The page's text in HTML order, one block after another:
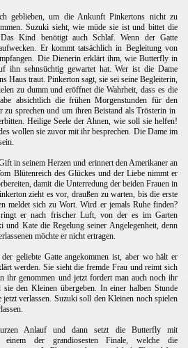
geblieben, um die Ankunft Pinkertons nicht zu
Suzuki sieht, wie müde sie ist und bittet die
Kind benötigt auch Schlaf. Wenn der Gatte
Er kommt tatsächlich in Begleitung von
Die Dienerin erklärt ihm, wie Butterfly in
ihn sehnsüchtig gewartet hat. Wer ist die Dame
Haus traut. Pinkerton sagt, sie sei seine Begleiterin,
zu dumm und eröffnet die Wahrheit, dass es die
absichtlich die frühen Morgenstunden für den
sprechen und um ihren Beistand als Trösterin in
Heilige Seele der Ahnen, wie soll sie helfen!
wollen sie zuvor mit ihr besprechen. Die Dame im
in seinem Herzen und erinnert den Amerikaner an
Blütenreich des Glückes und der Liebe nimmt er
damit die Unterredung der beiden Frauen in
zieht es vor, draußen zu warten, bis die erste
meldet sich zu Wort. Wird er jemals Ruhe finden?
er nach frischer Luft, von der es im Garten
und Kate die Regelung seiner Angelegenheit, denn
möchte er nicht ertragen.
geliebte Gatte angekommen ist, aber wo hält er
werden. Sie sieht die fremde Frau und reimt sich
ihr genommen und jetzt fordert man auch noch ihr
den Kleinen übergeben. In einer halben Stunde
verlassen. Suzuki soll den Kleinen noch spielen
Anlauf und dann setzt die Butterfly mit
der grandiosesten Finale, welche die